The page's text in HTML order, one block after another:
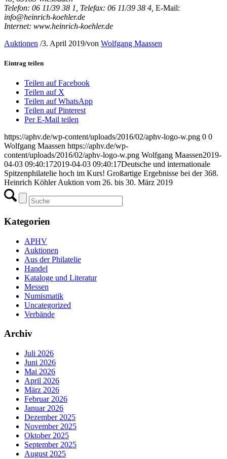
Telefon: 06 11/39 38 1, Telefax: 06 11/39 38 4, E-Mail:
info@heinrich-koehler.de
Internet: www.heinrich-koehler.de
Auktionen /3. April 2019/von Wolfgang Maassen
Eintrag teilen
Teilen auf Facebook
Teilen auf X
Teilen auf WhatsApp
Teilen auf Pinterest
Per E-Mail teilen
https://aphv.de/wp-content/uploads/2016/02/aphv-logo-w.png 0 0
Wolfgang Maassen https://aphv.de/wp-
content/uploads/2016/02/aphv-logo-w.png Wolfgang Maassen2019-
04-03 09:40:172019-04-03 09:40:17Deutsche und internationale
Spitzenphilatelie hoch im Kurs! Großartige Ergebnisse bei der 368.
Heinrich Köhler Auktion vom 26. bis 30. März 2019
Kategorien
APHV
Auktionen
Aus der Philatelie
Handel
Kataloge und Literatur
Messen
Numismatik
Uncategorized
Verbände
Archiv
Juli 2026
Juni 2026
Mai 2026
April 2026
März 2026
Februar 2026
Januar 2026
Dezember 2025
November 2025
Oktober 2025
September 2025
August 2025